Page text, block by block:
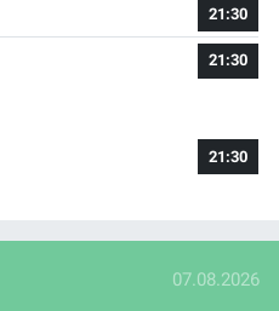
21:30
21:30
21:30
07.08.2026